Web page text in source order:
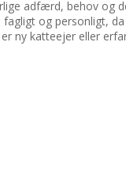
adfærd, behov og
og personligt,
ny katteejer eller